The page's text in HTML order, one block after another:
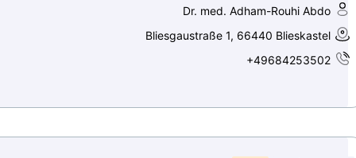
Dr. med. Adham-Rouhi Abdo
Bliesgaustraße 1, 66440 Blieskastel
+49684253502